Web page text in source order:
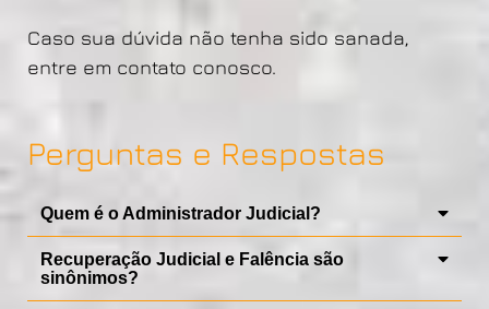
Caso sua dúvida não tenha sido sanada,
entre em contato conosco.
Perguntas e Respostas
Quem é o Administrador Judicial?
Recuperação Judicial e Falência são
sinônimos?